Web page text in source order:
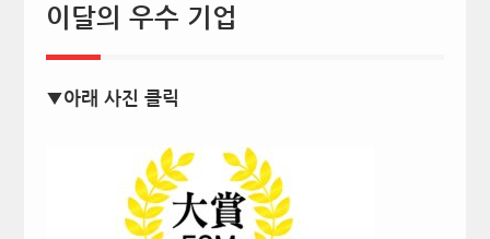
이달의 우수 기업
▼아래 사진 클릭